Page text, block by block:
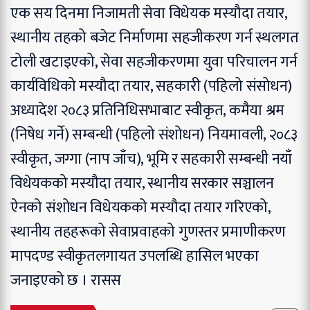
एक सय दिनमा निजामती सेवा विधेयक मस्यौदा तयार,
स्थानीय तहको बजेट निर्माणमा सहजीकरण गर्न स्थलगत
टोली खटाइएको, सेवा सहजीकरणमा युवा परिचालन गर्न
कार्यविधिको मस्यौदा तयार, सहकारी (पहिलो संसोधन)
अध्यादेश २०८३ प्रतिनिधिसभाबाट स्वीकृत, कमैया श्रम
(निषेध गर्ने) सम्बन्धी (पहिलो संशोधन) नियमावली, २०८३
स्वीकृत, जग्गा (नाप जाँच), भूमि र सहकारी सम्बन्धी नयाँ
विधेयकको मस्यौदा तयार, स्थानीय सरकार सञ्चालन
ऐनको संशोधन विधेयकको मस्यौदा तयार गरिएको,
स्थानीय तहहरूको सेवाप्रवाहको गुणस्तर प्रमाणीकरण
मापदण्ड स्वीकृतलगायत उपलब्धि हासिल भएका
जनाइएको छ । रासस